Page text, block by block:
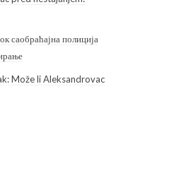
саобраћајна полиција
Može li Aleksandrovac